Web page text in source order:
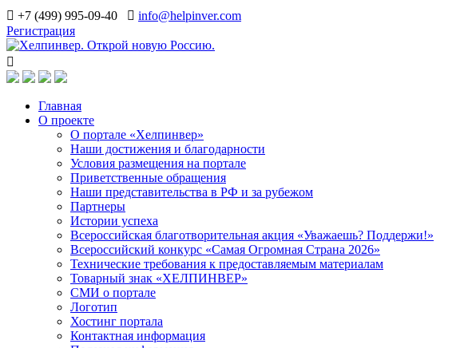
+7 (499) 995-09-40
info@helpinver.com
Регистрация
Главная
О проекте
О портале «Хелпинвер»
Наши достижения и благодарности
Условия размещения на портале
Приветственные обращения
Наши представительства в РФ и за рубежом
Партнеры
Истории успеха
Всероссийская благотворительная акция «Уважаешь? Поддержи!»
Всероссийский конкурс «Самая Огромная Страна 2026»
Технические требования к предоставляемым материалам
Товарный знак «ХЕЛПИНВЕР»
СМИ о портале
Логотип
Хостинг портала
Контактная информация